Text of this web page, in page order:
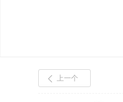
上一个